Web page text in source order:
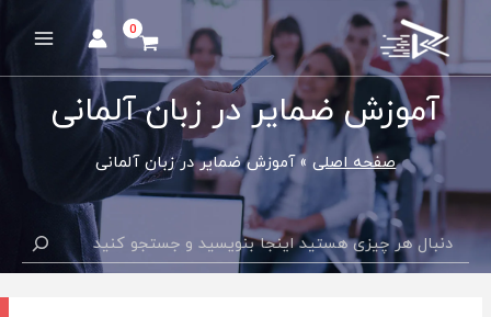
محتوا
آموزش ضمایر در زبان آلمانی
صفحه اصلی آموزش ضمایر در زبان آلمانی
جستجو